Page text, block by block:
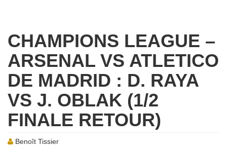
CHAMPIONS LEAGUE –
ARSENAL VS ATLETICO
DE MADRID : D. RAYA
VS J. OBLAK (1/2
FINALE RETOUR)
Benoît Tissier